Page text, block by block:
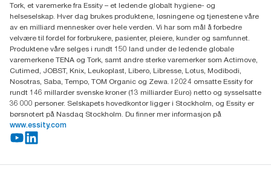
Fredrik Selmers vei 6
0603 OSLO
Tork, et varemerke fra Essity – et ledende globalt hygiene- og
helseselskap. Hver dag brukes produktene, løsningene og tjenestene våre
av en milliard mennesker over hele verden. Vi har som mål å forbedre
velvære til fordel for forbrukere, pasienter, pleiere, kunder og samfunnet.
Produktene våre selges i rundt 150 land under de ledende globale
varemerkene TENA og Tork, samt andre sterke varemerker som Actimove,
Cutimed, JOBST, Knix, Leukoplast, Libero, Libresse, Lotus, Modibodi,
Nosotras, Saba, Tempo, TOM Organic og Zewa. I 2024 omsatte Essity for
rundt 146 millarder svenske kroner (13 milliarder Euro) netto og sysselsatte
36 000 personer. Selskapets hovedkontor ligger i Stockholm, og Essity er
børsnotert på Nasdaq Stockholm. Du finner mer informasjon på
www.essity.com